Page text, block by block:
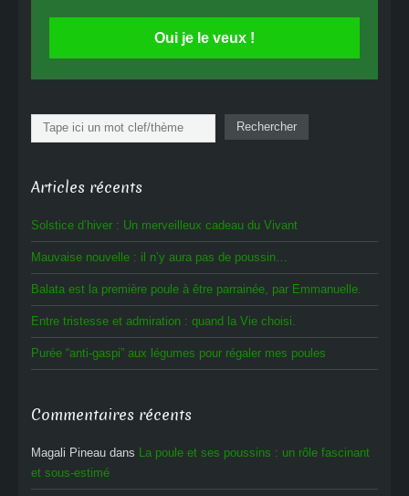
Oui je le veux !
Rechercher Rechercher
Articles récents
Solstice d’hiver : Un merveilleux cadeau du Vivant
Mauvaise nouvelle : il n’y aura pas de poussin…
Balata est la première poule à être parrainée, par Emmanuelle.
Entre tristesse et admiration : quand la Vie choisi.
Purée “anti-gaspi” aux légumes pour régaler mes poules
Commentaires récents
Magali Pineau dans La poule et ses poussins : un rôle fascinant
et sous-estimé